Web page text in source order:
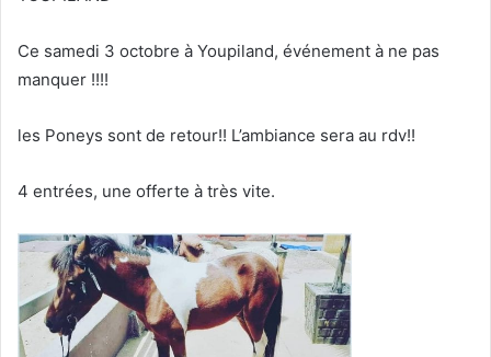
Ce samedi 3 octobre à Youpiland, événement à ne pas
manquer !!!!
les Poneys sont de retour!! L’ambiance sera au rdv!!
4 entrées, une offerte à très vite.